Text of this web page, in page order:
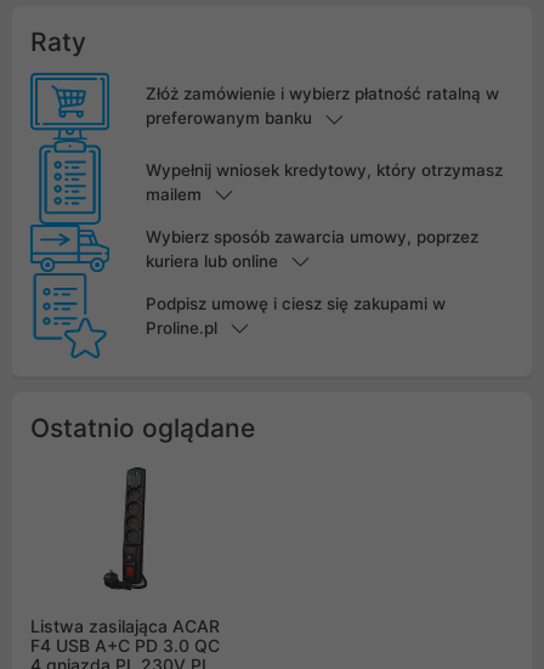
Raty
Złóż zamówienie i wybierz płatność ratalną w
preferowanym banku
Wypełnij wniosek kredytowy, który otrzymasz
mailem
Wybierz sposób zawarcia umowy, poprzez
kuriera lub online
Podpisz umowę i ciesz się zakupami w
Proline.pl
Ostatnio oglądane
Listwa zasilająca ACAR
F4 USB A+C PD 3.0 QC
4 gniazda PL 230V PL